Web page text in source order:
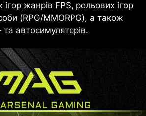
жанрів FPS, рольових ігор
(RPG/MMORPG), а також
та автосимуляторів.